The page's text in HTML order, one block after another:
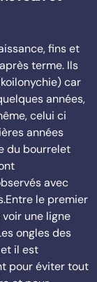
fins et
terme. Ils
car
années,
celui ci
années
du bourrelet
avec
le premier
une ligne
ongles des
il est
pour éviter tout